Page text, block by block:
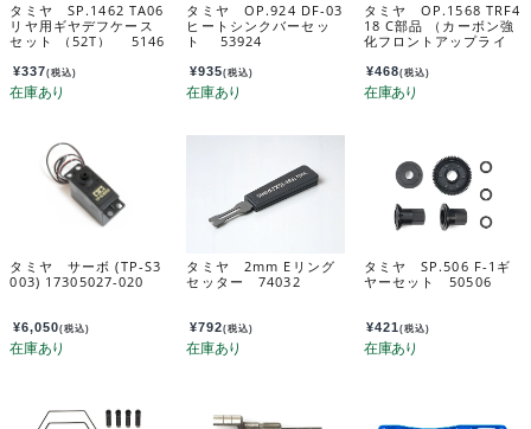
タミヤ SP.1462 TA06
リヤ用ギヤデフケース
セット （52T） 5146
¥337(税込)
タミヤ OP.924 DF-03
ヒートシンクバーセッ
ト 53924
¥935(税込)
タミヤ OP.1568 TRF4
18 C部品 （カーボン強
化フロントアップライ
¥468(税込)
タミヤ サーボ (TP-S3
003) 17305027-020
¥6,050(税込)
タミヤ 2mm Eリング
セッター 74032
¥792(税込)
タミヤ SP.506 F-1ギ
ヤーセット 50506
¥421(税込)